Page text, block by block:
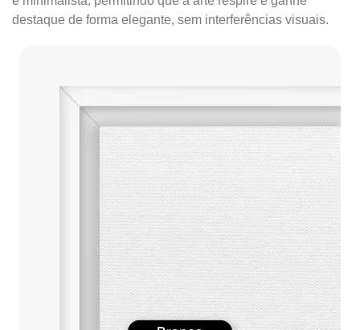
destaque de forma elegante, sem interferências visuais.